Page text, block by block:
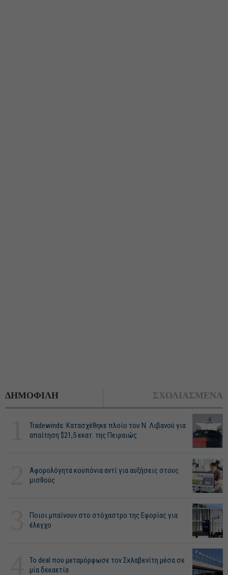
ΔΗΜΟΦΙΛΗ ΣΧΟΛΙΑΣΜΕΝΑ
Tradewinds: Κατασχέθηκε πλοίο του Ν. Λιβανού για
απαίτηση $21,5 εκατ. της Πειραιώς
Αφορολόγητα κουπόνια αντί για αυξήσεις στους
μισθούς
Ποιοι μπαίνουν στο στόχαστρο της Εφορίας για
έλεγχο
Το deal που μεταμόρφωσε τον Σκλαβενίτη μέσα σε
μία δεκαετία